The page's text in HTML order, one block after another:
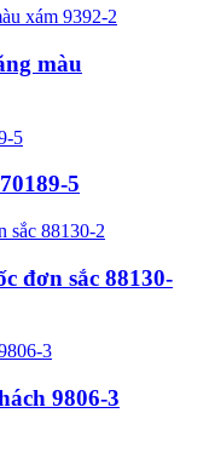
màu
5
đơn sắc 88130-
9806-3